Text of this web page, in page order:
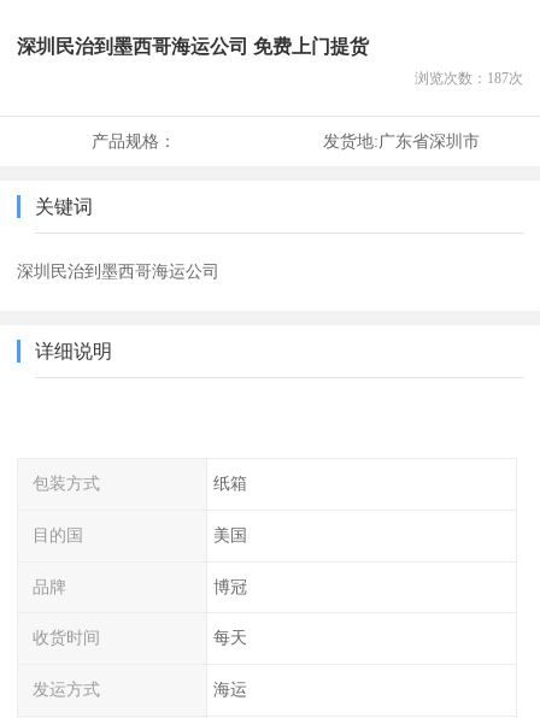
深圳民治到墨西哥海运公司 免费上门提货
浏览次数： 187次
产品规格： 发货地:广东省深圳市
关键词
深圳民治到墨西哥海运公司
详细说明
包装方式 纸箱
目的国 美国
品牌 博冠
收货时间 每天
发运方式 海运